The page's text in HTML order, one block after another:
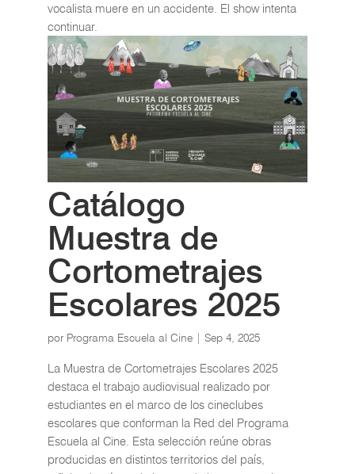
vocalista muere en un accidente. El show intenta
continuar.
Catálogo
Muestra de
Cortometrajes
Escolares 2025
por Programa Escuela al Cine| Sep 4, 2025
La Muestra de Cortometrajes Escolares 2025
destaca el trabajo audiovisual realizado por
estudiantes en el marco de los cineclubes
escolares que conforman la Red del Programa
Escuela al Cine. Esta selección reúne obras
producidas en distintos territorios del país,